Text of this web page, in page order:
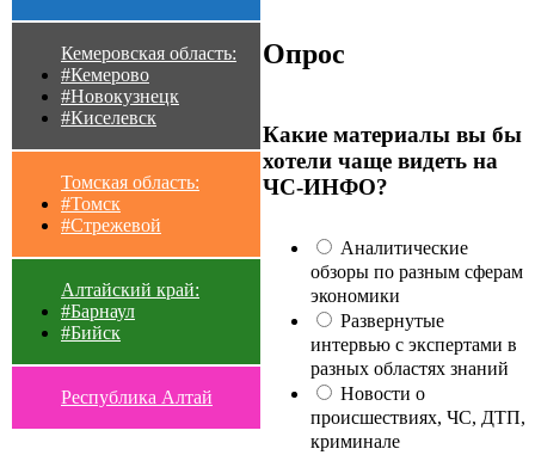
Кемеровская область:
#Кемерово
#Новокузнецк
#Киселевск
Томская область:
#Томск
#Стрежевой
Алтайский край:
#Барнаул
#Бийск
Республика Алтай
Опрос
Какие материалы вы бы
хотели чаще видеть на
ЧС-ИНФО?
Аналитические
обзоры по разным сферам
экономики
Развернутые
интервью с экспертами в
разных областях знаний
Новости о
происшествиях, ЧС, ДТП,
криминале